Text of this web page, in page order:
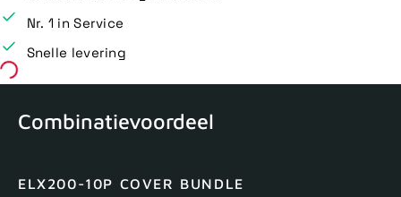
Nr. 1 in Service
Snelle levering
Combinatievoordeel
ELX200-10P COVER BUNDLE